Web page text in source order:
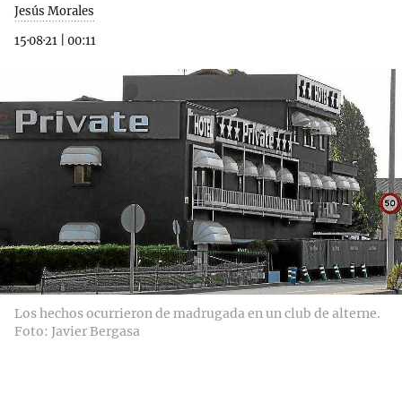
Jesús Morales
15·08·21
00:11
Los hechos ocurrieron de madrugada en un club de alterne.
Foto: Javier Bergasa